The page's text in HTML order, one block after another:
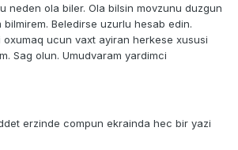
neden ola biler. Ola bilsin movzunu duzgun
Beledirse uzurlu hesab edin.
oxumaq ucun vaxt ayiran herkese xususi
Sag olun. Umudvaram yardimci
erzinde compun ekrainda hec bir yazi